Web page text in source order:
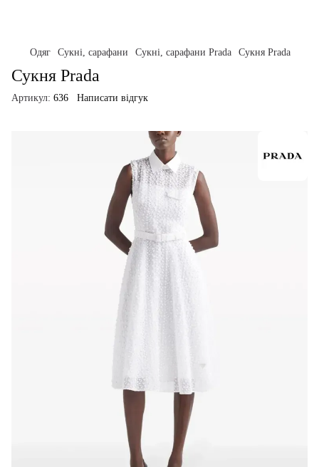
Одяг Сукні, сарафани Сукні, сарафани Prada Сукня Prada
Сукня Prada
Артикул: 636 Написати відгук